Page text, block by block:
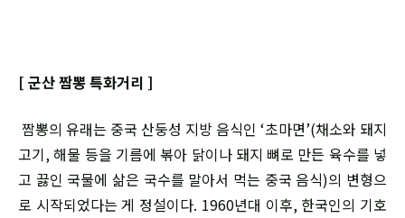
[ 군산 짬뽕 특화거리 ]
짬뽕의 유래는 중국 산둥성 지방 음식인 ‘초마면’(채소와 돼지
고기, 해물 등을 기름에 볶아 닭이나 돼지 뼈로 만든 육수를 넣
고 끓인 국물에 삶은 국수를 말아서 먹는 중국 음식)의 변형으
로 시작되었다는 게 정설이다. 1960년대 이후, 한국인의 기호